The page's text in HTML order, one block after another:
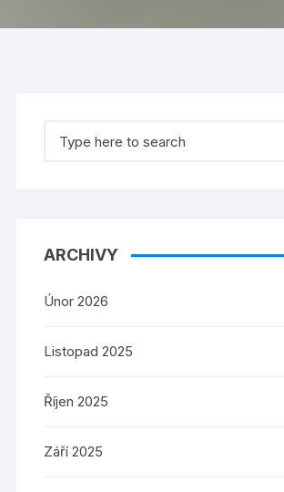
for:
ARCHIVY
Únor 2026
Listopad 2025
Říjen 2025
Září 2025